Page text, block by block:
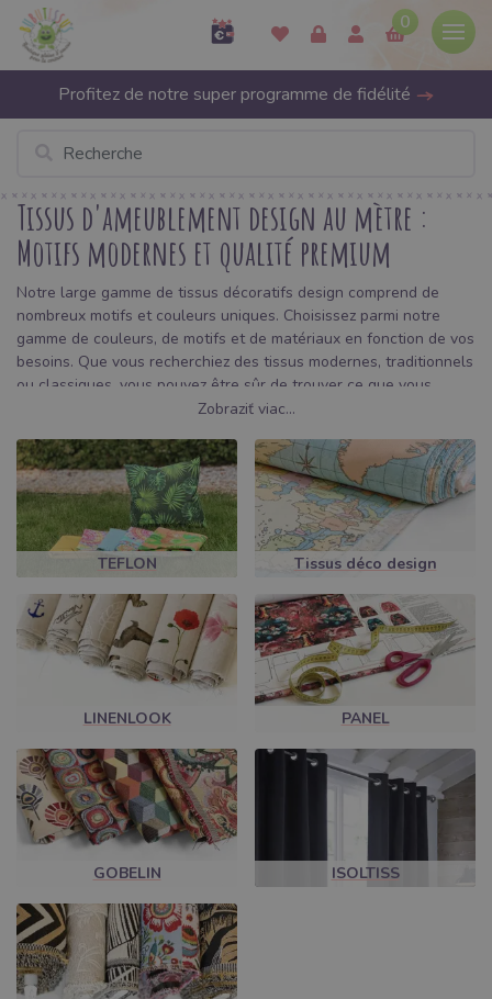
0
Profitez de notre super programme de fidélité
Tissus d'ameublement design au mètre :
Motifs modernes et qualité premium
Notre large gamme de tissus décoratifs design comprend de
nombreux motifs et couleurs uniques. Choisissez parmi notre
gamme de couleurs, de motifs et de matériaux en fonction de vos
besoins. Que vous recherchiez des tissus modernes, traditionnels
ou classiques, vous pouvez être sûr de trouver ce que vous
cherchez. Outre le fait que nostissus décoratifs
également très résistants. Ils sont conçus pour résister à une
utilisation intensive. Nos tissus sont disponibles en ligne 24h/24
et 7j/7 pour des achats pratiques dans le confort de votre foyer.
Zobraziť viac...
TEFLON Tissus déco design
LINENLOOK PANEL
GOBELIN ISOLTISS